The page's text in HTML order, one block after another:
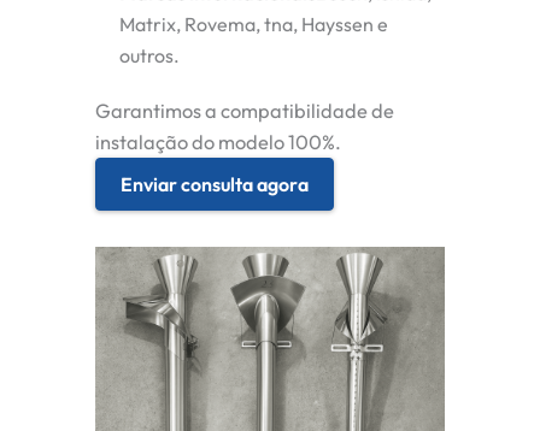
Matrix, Rovema, tna, Hayssen e
outros.
Garantimos a compatibilidade de
instalação do modelo 100%.
Enviar consulta agora